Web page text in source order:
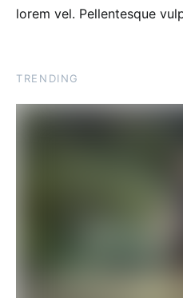
lorem vel. Pellentesque
TRENDING